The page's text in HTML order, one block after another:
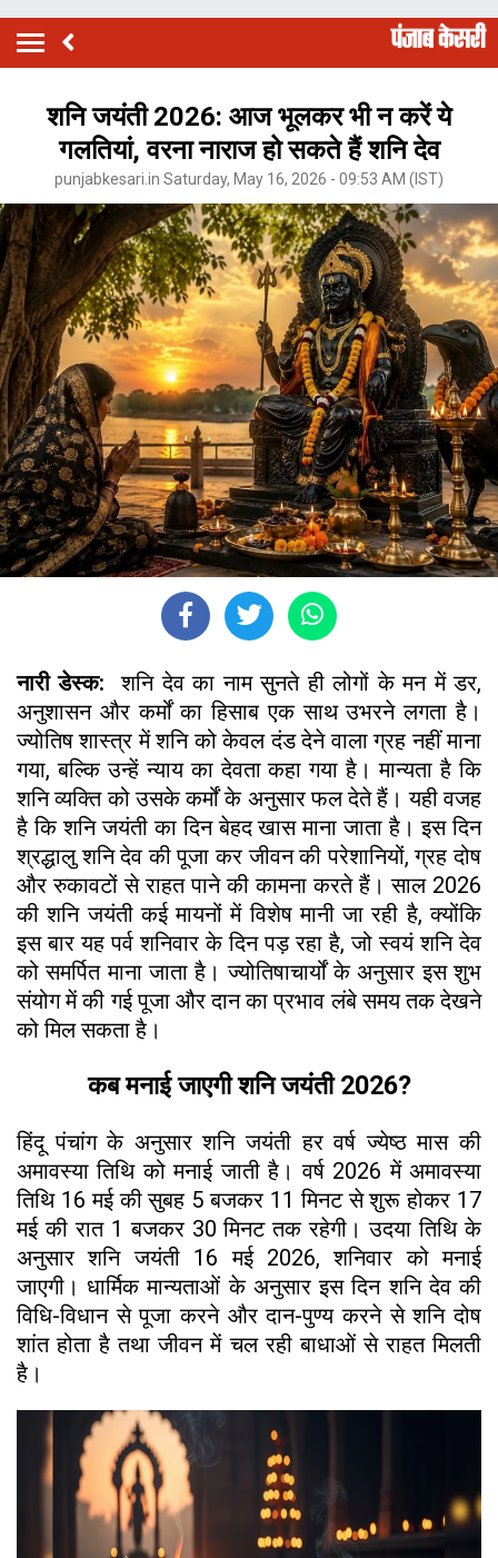
शनि जयंती 2026: आज भूलकर भी न करें ये
गलतियां, वरना नाराज हो सकते हैं शनि देव
punjabkesari.in Saturday, May 16, 2026 - 09:53 AM (IST)
नारी डेस्क:शनि देव का नाम सुनते ही लोगों के मन में डर,
अनुशासन और कर्मों का हिसाब एक साथ उभरने लगता है।
ज्योतिष शास्त्र में शनि को केवल दंड देने वाला ग्रह नहीं माना
गया, बल्कि उन्हें न्याय का देवता कहा गया है। मान्यता है कि
शनि व्यक्ति को उसके कर्मों के अनुसार फल देते हैं। यही वजह
है कि शनि जयंती का दिन बेहद खास माना जाता है। इस दिन
श्रद्धालु शनि देव की पूजा कर जीवन की परेशानियों, ग्रह दोष
और रुकावटों से राहत पाने की कामना करते हैं। साल 2026
की शनि जयंती कई मायनों में विशेष मानी जा रही है, क्योंकि
इस बार यह पर्व शनिवार के दिन पड़ रहा है, जो स्वयं शनि देव
को समर्पित माना जाता है। ज्योतिषाचार्यों के अनुसार इस शुभ
संयोग में की गई पूजा और दान का प्रभाव लंबे समय तक देखने
को मिल सकता है।
कब मनाई जाएगी शनि जयंती 2026?
हिंदू पंचांग के अनुसार शनि जयंती हर वर्ष ज्येष्ठ मास की
अमावस्या तिथि को मनाई जाती है। वर्ष 2026 में अमावस्या
तिथि 16 मई की सुबह 5 बजकर 11 मिनट से शुरू होकर 17
मई की रात 1 बजकर 30 मिनट तक रहेगी। उदया तिथि के
अनुसार शनि जयंती 16 मई 2026, शनिवार को मनाई
जाएगी। धार्मिक मान्यताओं के अनुसार इस दिन शनि देव की
विधि-विधान से पूजा करने और दान-पुण्य करने से शनि दोष
शांत होता है तथा जीवन में चल रही बाधाओं से राहत मिलती
है।